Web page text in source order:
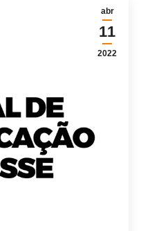
abr
11
2022